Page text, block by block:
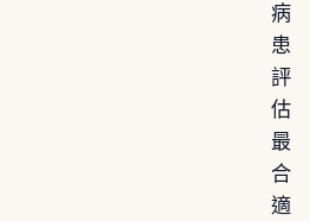
病
患
評
估
最
合
適